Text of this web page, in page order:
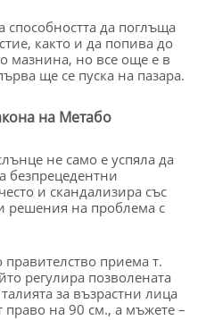
способността да поглъща
както и да попива до
мазнина, но все още е в
ще се пуска на пазара.
на Метабо
не само е успяла да
безпрецедентни
и скандализира със
решения на проблема с
приема т.
регулира позволената
за възрастни лица
право на 90 см., а мъжете –